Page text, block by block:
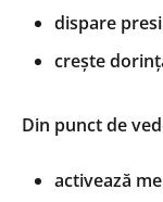
dispare
crește
Din punct de
activează